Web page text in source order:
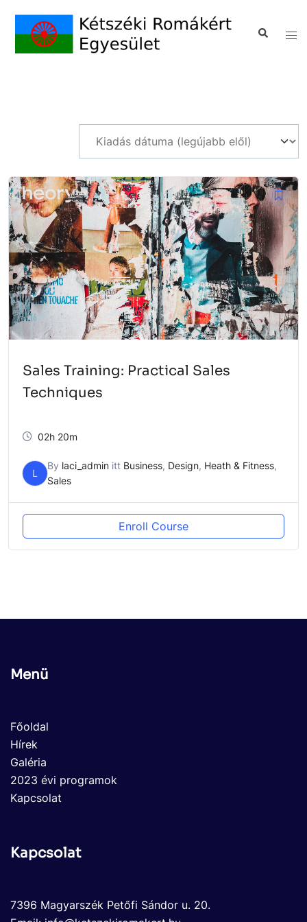
Sales Training: Practical Sales
Techniques
02h 20m
L
By laci_admin itt Business, Design, Heath & Fitness,
Sales
Enroll Course
Menü
Főoldal
Hírek
Galéria
2023 évi programok
Kapcsolat
Kapcsolat
7396 Magyarszék Petőfi Sándor u. 20.